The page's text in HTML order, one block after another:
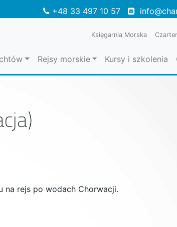
+48 33 497 10 57
Księgarnia Morska
Rejsy morskie Kursy i szkolenia
na rejs po wodach Chorwacji.